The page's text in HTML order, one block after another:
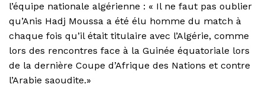
l’équipe nationale algérienne : « Il ne faut pas oublier
qu’Anis Hadj Moussa a été élu homme du match à
chaque fois qu’il était titulaire avec l’Algérie, comme
lors des rencontres face à la Guinée équatoriale lors
de la dernière Coupe d’Afrique des Nations et contre
l’Arabie saoudite.»